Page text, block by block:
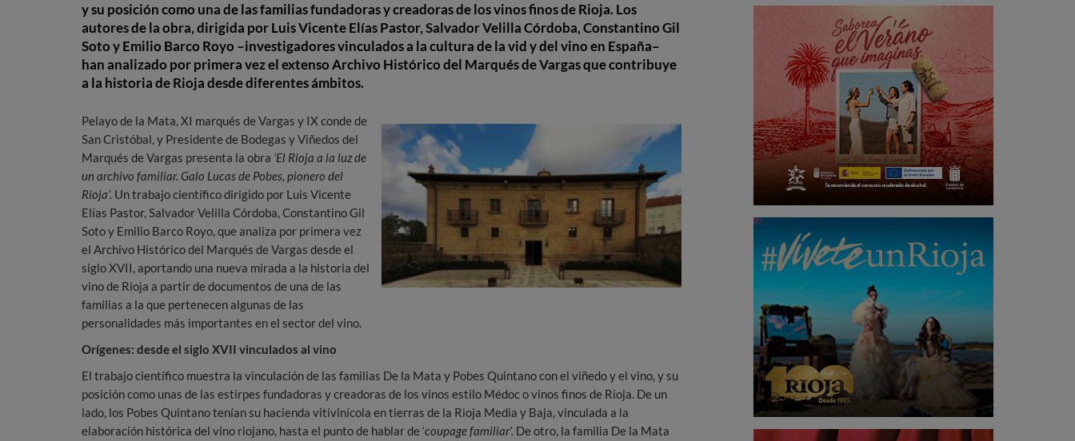
y su posición como una de las familias fundadoras y creadoras de los vinos finos de Rioja. Los
autores de la obra, dirigida por Luis Vicente Elías Pastor, Salvador Velilla Córdoba, Constantino Gil
Soto y Emilio Barco Royo –investigadores vinculados a la cultura de la vid y del vino en España–
han analizado por primera vez el extenso Archivo Histórico del Marqués de Vargas que contribuye
a la historia de Rioja desde diferentes ámbitos.
Pelayo de la Mata, XI marqués de Vargas y IX conde de
San Cristóbal, y Presidente de Bodegas y Viñedos del
Marqués de Vargas presenta la obra ‘El Rioja a la luz de
un archivo familiar. Galo Lucas de Pobes, pionero del
Rioja’. Un trabajo científico dirigido por Luis Vicente
Elías Pastor, Salvador Velilla Córdoba, Constantino Gil
Soto y Emilio Barco Royo, que analiza por primera vez
el Archivo Histórico del Marqués de Vargas desde el
siglo XVII, aportando una nueva mirada a la historia del
vino de Rioja a partir de documentos de una de las
familias a la que pertenecen algunas de las
personalidades más importantes en el sector del vino.
Orígenes: desde el siglo XVII vinculados al vino
El trabajo científico muestra la vinculación de las familias De la Mata y Pobes Quintano con el viñedo y el vino, y su
posición como unas de las estirpes fundadoras y creadoras de los vinos estilo Médoc o vinos finos de Rioja. De un
lado, los Pobes Quintano tenían su hacienda vitivinícola en tierras de la Rioja Media y Baja, vinculada a la
elaboración histórica del vino riojano, hasta el punto de hablar de ‘coupage familiar’. De otro, la familia De la Mata